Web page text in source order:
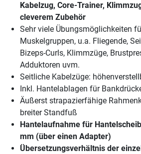
Kabelzug, Core-Trainer,
cleverem Zubehör
Sehr viele Übungsmöglichkeiten
Muskelgruppen, u.a. Fliegende,
Bizeps-Curls, Klimmzüge,
Adduktoren uvm.
Seitliche Kabelzüge:
Inkl. Hantelablagen für
Äußerst strapazierfähige
breiter Standfuß
Hantelaufnahme für
mm (über einen Adapter)
Übersetzungsverhältnis der